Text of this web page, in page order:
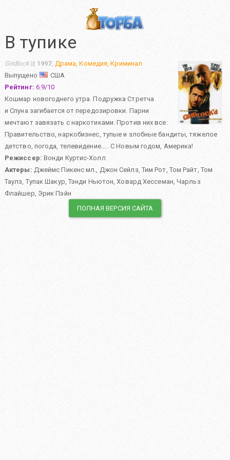
В тупике
Gridlock'd, 1997, Драма,Комедия,Криминал
Выпущено
США
Рейтинг: 6.9/10
Кошмар новогоднего утра. Подружка Стретча
и Спуна загибается от передозировки. Парни
мечтают завязать с наркотиками. Против них все:
Правительство, наркобизнес, тупые и злобные бандиты, тяжелое
детство, погода, телевидение….. С Новым годом, Америка!
Режиссер: Вонди Куртис-Холл
Актеры: Джеймс Пикенс мл., Джон Сейлз,Тим Рот, Том Райт, Том
Таулз,Тупак Шакур,Тэнди Ньютон,Ховард Хессеман,Чарльз
Флайшер, Эрик Пэйн
ПОЛНАЯ ВЕРСИЯ САЙТА